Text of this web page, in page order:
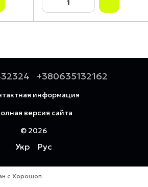
+380635132162
информация
версия сайта
© 2026
Укр Рус
с Хорошоп